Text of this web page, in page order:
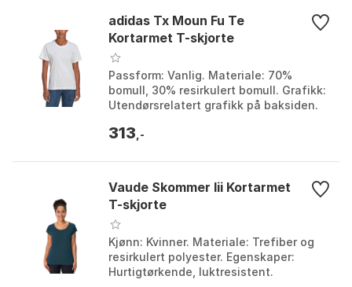
adidas Tx Moun Fu Te
Kortarmet T-skjorte
Passform: Vanlig. Materiale: 70%
bomull, 30% resirkulert bomull. Grafikk:
Utendørsrelatert grafikk på baksiden.
dawn. ...
313 ,-
Vaude Skommer Iii Kortarmet
T-skjorte
Kjønn: Kvinner. Materiale: Trefiber og
resirkulert polyester. Egenskaper:
Hurtigtørkende, luktresistent.